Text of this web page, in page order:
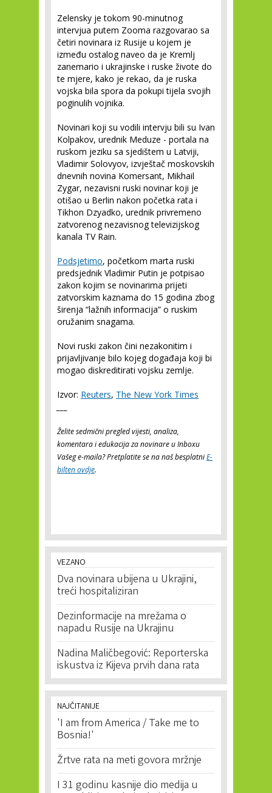
Zelensky je tokom 90-minutnog
intervjua putem Zooma razgovarao sa
četiri novinara iz Rusije u kojem je
između ostalog naveo da je Kremlj
zanemario i ukrajinske i ruske živote do
te mjere, kako je rekao, da je ruska
vojska bila spora da pokupi tijela svojih
poginulih vojnika.
Novinari koji su vodili intervju bili su Ivan
Kolpakov, urednik Meduze - portala na
ruskom jeziku sa sjedištem u Latviji,
Vladimir Solovyov, izvještač moskovskih
dnevnih novina Komersant, Mikhail
Zygar, nezavisni ruski novinar koji je
otišao u Berlin nakon početka rata i
Tikhon Dzyadko, urednik privremeno
zatvorenog nezavisnog televizijskog
kanala TV Rain.
Podsjetimo, početkom marta ruski
predsjednik Vladimir Putin je potpisao
zakon kojim se novinarima prijeti
zatvorskim kaznama do 15 godina zbog
širenja “lažnih informacija” o ruskim
oružanim snagama.
Novi ruski zakon čini nezakonitim i
prijavljivanje bilo kojeg događaja koji bi
mogao diskreditirati vojsku zemlje.
Izvor: Reuters, The New York Times
Želite sedmični pregled vijesti, analiza,
komentara i edukacija za novinare u Inboxu
Vašeg e-maila? Pretplatite se na naš besplatniE-
bilten ovdje.
VEZANO
Dva novinara ubijena u Ukrajini,
treći hospitaliziran
Dezinformacije na mrežama o
napadu Rusije na Ukrajinu
Nadina Maličbegović: Reporterska
iskustva iz Kijeva prvih dana rata
NAJČITANIJE
'I am from America / Take me to
Bosnia!'
Žrtve rata na meti govora mržnje
I 31 godinu kasnije dio medija u